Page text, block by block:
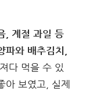
, 계절 과일 등
파와 배추김치,
다 먹을 수 있
아 보였고, 실제